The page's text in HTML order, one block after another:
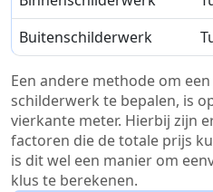
Buitenschilderwerk
Een andere methode om
schilderwerk te bepalen, is
vierkante meter. Hierbij zijn
factoren die de totale prijs
is dit wel een manier om
klus te berekenen.